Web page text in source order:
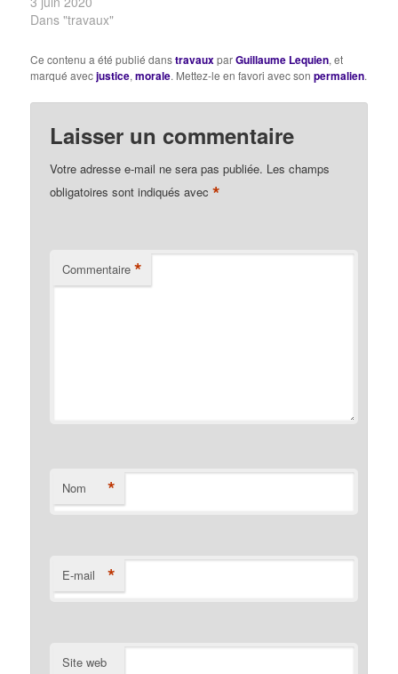
***Cette émission a été
conditions du
confinement, à distance.
indulgence pour la
qualité sonore au tout
début, mais…
Dans "travaux"
Ce contenu a été publié danstravauxparGuillaume Lequien, et
marqué avecjustice,morale. Mettez-le en favori avec sonpermalien.
Laisser un commentaire
Votre adresse e-mail ne sera pas publiée. Les champs
obligatoires sont indiqués avec*
Commentaire *
Nom *
E-mail *
Site web